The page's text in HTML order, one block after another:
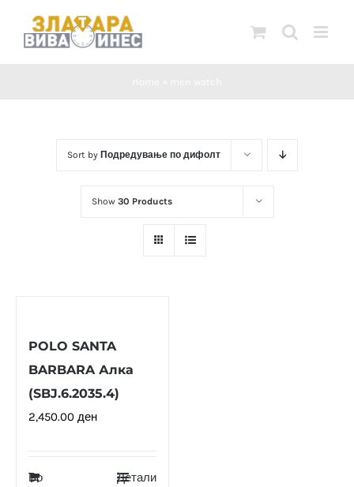
Sort by Подредување по дифолт
Show 30 Products
POLO SANTA
BARBARA Алка
(SBJ.6.2035.4)
2,450.00 ден
Во
Детали